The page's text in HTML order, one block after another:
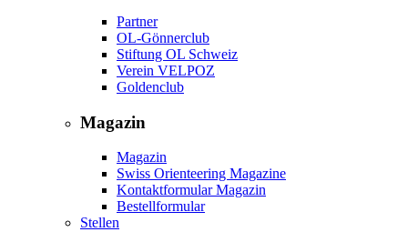
Partner
OL-Gönnerclub
Stiftung OL Schweiz
Verein VELPOZ
Goldenclub
Magazin
Magazin
Swiss Orienteering Magazine
Kontaktformular Magazin
Bestellformular
Stellen